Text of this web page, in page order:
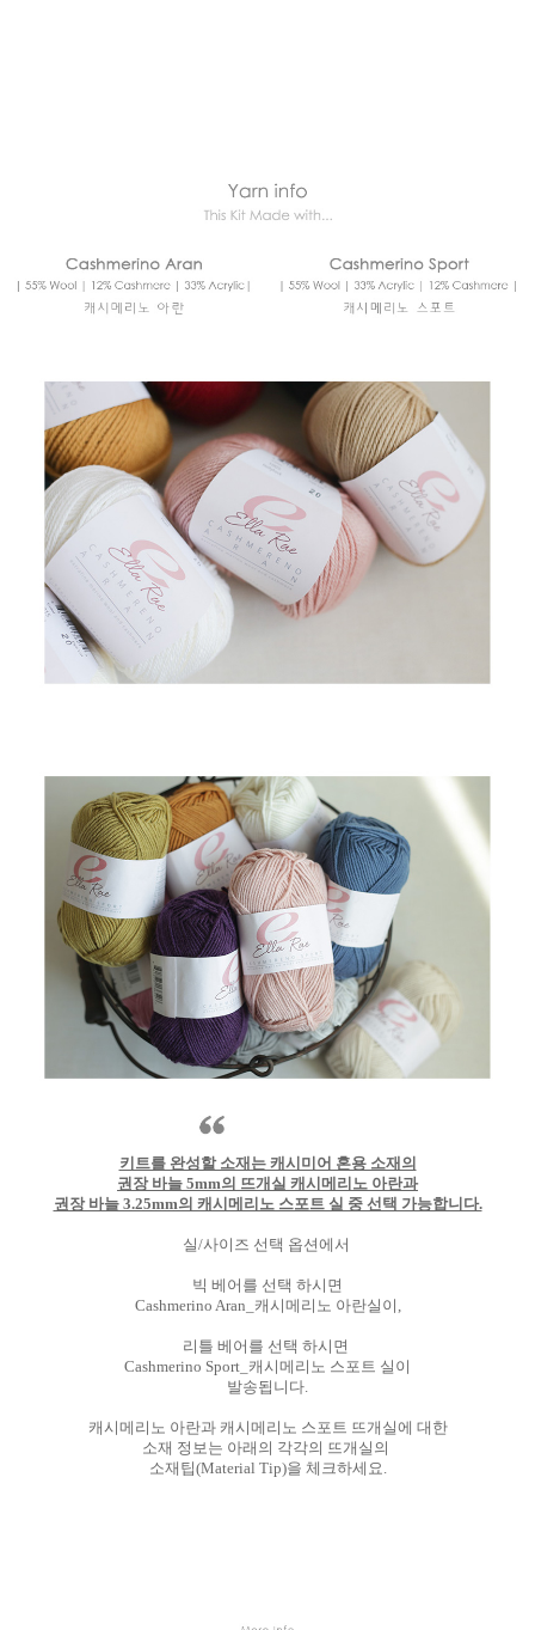
키트를 완성할 소재는 캐시미어 혼용 소재의
권장 바늘 5mm의 뜨개실 캐시메리노 아란과
권장 바늘 3.25mm의 캐시메리노 스포트 실 중 선택 가능합니다.
실/사이즈 선택 옵션에서
빅 베어를 선택 하시면
Cashmerino Aran_캐시메리노 아란실이,
리틀 베어를 선택 하시면
Cashmerino Sport_캐시메리노 스포트 실이
발송됩니다.
캐시메리노 아란과 캐시메리노 스포트 뜨개실에 대한
소재 정보는 아래의 각각의 뜨개실의
소재팁(Material Tip)을 체크하세요.